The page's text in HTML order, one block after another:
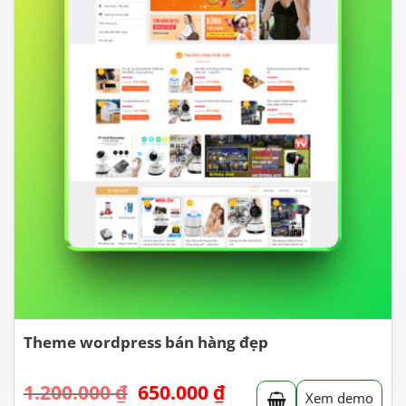
Theme wordpress bán hàng đẹp
1.200.000₫ Giá
650.000 ₫Giá Xem demo